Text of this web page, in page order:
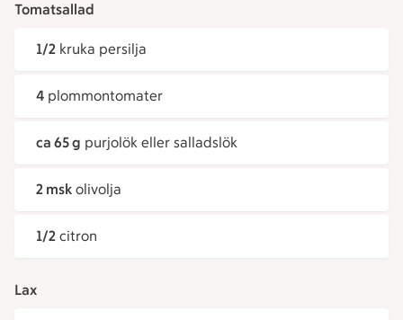
Tomatsallad
1/2 kruka persilja
4 plommontomater
ca 65 g purjolök eller salladslök
2 msk olivolja
1/2 citron
Lax